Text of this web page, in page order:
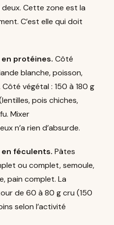
Cette zone est la
C’est elle qui doit
protéines. Côté
blanche, poisson,
végétal : 150 à 180 g
pois chiches,
Mixer
n’a rien d’absurde.
en féculents. Pâtes
ou complet, semoule,
pain complet. La
de 60 à 80 g cru (150
selon l’activité